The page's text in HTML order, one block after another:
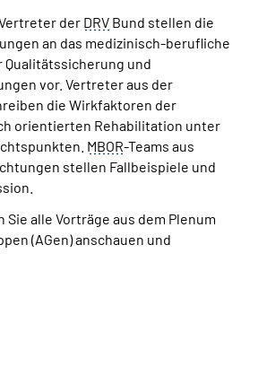
der DRV Bund stellen die
an das medizinisch-berufliche
Qualitätssicherung und
vor. Vertreter aus der
die Wirkfaktoren der
orientierten Rehabilitation unter
MBOR-Teams aus
stellen Fallbeispiele und
Sie alle Vorträge aus dem Plenum
(AGen) anschauen und